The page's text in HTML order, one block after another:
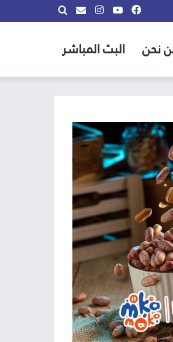
بحث
info@almadina.tvانستقراميوتيوب
فيسبوك
نحن البث المباشر